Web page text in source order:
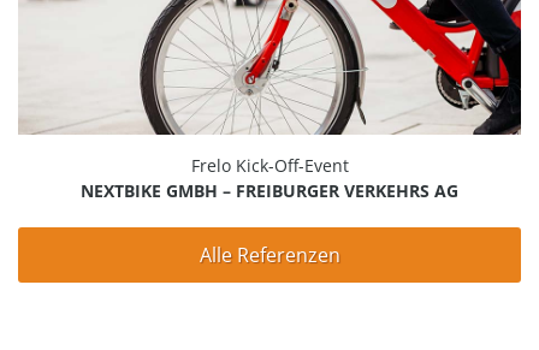
Frelo Kick-Off-Event
NEXTBIKE GMBH – FREIBURGER VERKEHRS AG
Alle Referenzen